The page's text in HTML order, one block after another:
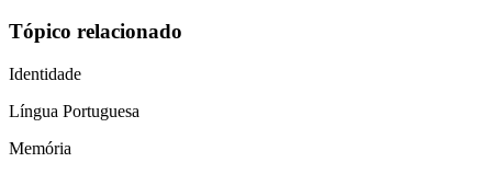
Tópico relacionado
Identidade
Língua Portuguesa
Memória